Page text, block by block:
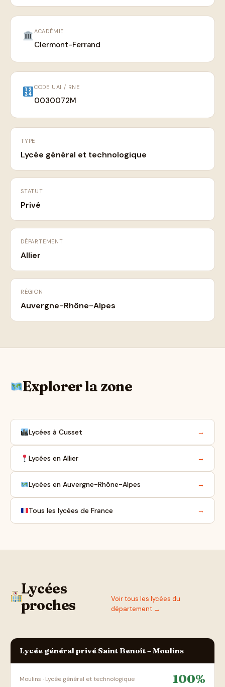
ACADÉMIE
Clermont-Ferrand
CODE UAI / RNE
0030072M
TYPE
Lycée général et technologique
STATUT
Privé
DÉPARTEMENT
Allier
RÉGION
Auvergne-Rhône-Alpes
Explorer la zone
Lycées à Cusset →
Lycées en Allier →
Lycées en Auvergne-Rhône-Alpes →
Tous les lycées de France →
Lycées
proches
Voir tous les lycées du
département →
Lycée général privé Saint Benoît – Moulins
Moulins · Lycée général et technologique 100%